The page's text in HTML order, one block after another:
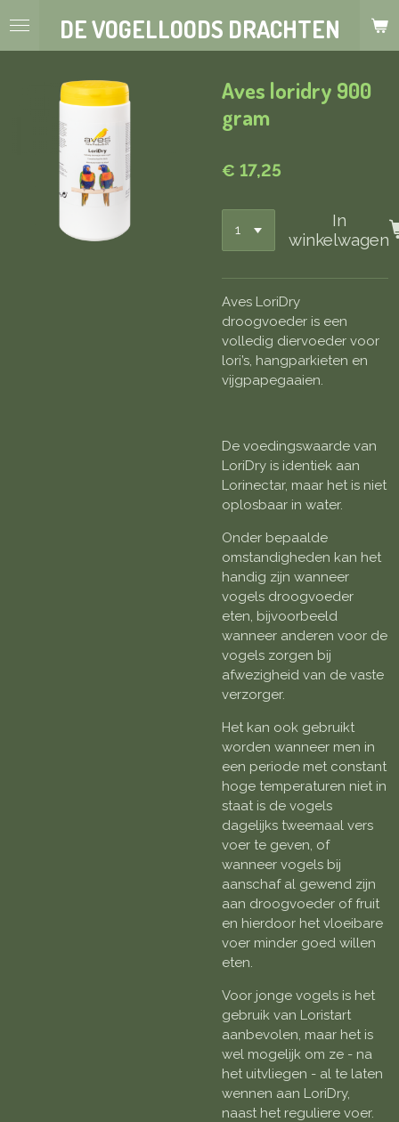
Ga
hoofdinhoud
DE VOGELLOODS DRACHTEN
Aves loridry 900
gram
€ 17,25
In
winkelwagen
Aves LoriDry
droogvoeder is een
volledig diervoeder voor
lori’s, hangparkieten en
vijgpapegaaien.
De voedingswaarde van
LoriDry is identiek aan
Lorinectar, maar het is niet
oplosbaar in water.
Onder bepaalde
omstandigheden kan het
handig zijn wanneer
vogels droogvoeder
eten, bijvoorbeeld
wanneer anderen voor de
vogels zorgen bij
afwezigheid van de vaste
verzorger.
Het kan ook gebruikt
worden wanneer men in
een periode met constant
hoge temperaturen niet in
staat is de vogels
dagelijks tweemaal vers
voer te geven, of
wanneer vogels bij
aanschaf al gewend zijn
aan droogvoeder of fruit
en hierdoor het vloeibare
voer minder goed willen
eten.
Voor jonge vogels is het
gebruik van Loristart
aanbevolen, maar het is
wel mogelijk om ze - na
het uitvliegen - al te laten
wennen aan LoriDry,
naast het reguliere voer.